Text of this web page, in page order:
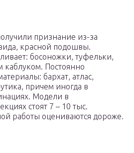
признание из-за
красной подошвы.
босоножки, туфельки,
каблуком. Постоянно
бархат, атлас,
причем иногда в
Модели в
стоят 7 – 10 тыс.
работы оцениваются дороже.